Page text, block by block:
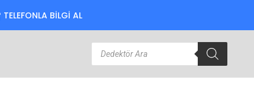
TELEFONLA BİLGİ AL